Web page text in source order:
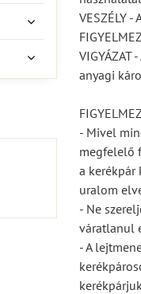
VESZÉLY
VIGYÁZAT
anyagi
- Mivel
megfelelő
a kerékpár
uralom
- Ne
váratlanul
- A